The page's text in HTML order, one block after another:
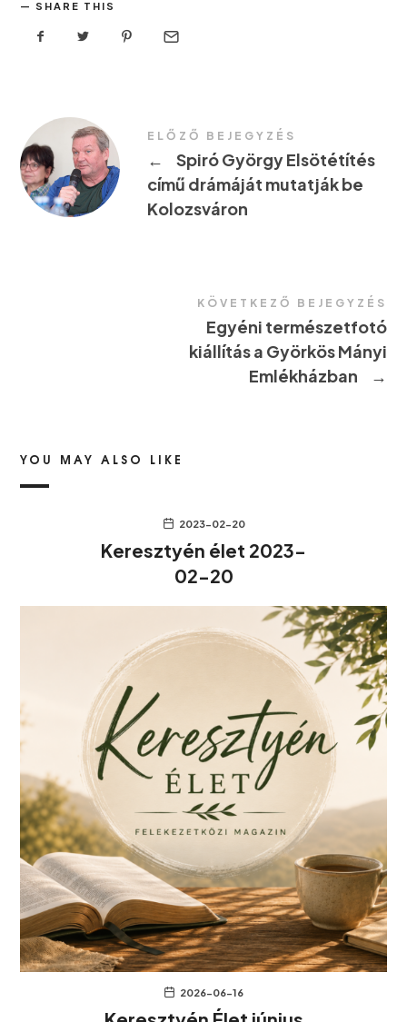
SHARE THIS
ELŐZŐ BEJEGYZÉS
←
Spiró György Elsötétítés
című drámáját mutatják be
Kolozsváron
KÖVETKEZŐ BEJEGYZÉS
Egyéni természetfotó
kiállítás a Györkös Mányi
Emlékházban
→
YOU MAY ALSO LIKE
2023-02-20
Keresztyén élet 2023-
02-20
2026-06-16